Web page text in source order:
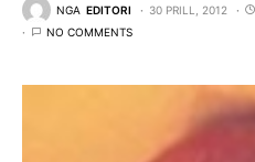
NGA EDITORI 30 PRILL, 2012
NO COMMENTS